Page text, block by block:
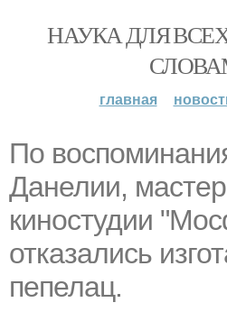
НАУКА ДЛЯ
главная
По
Данелии,
киностудии
отказались
пепелац.